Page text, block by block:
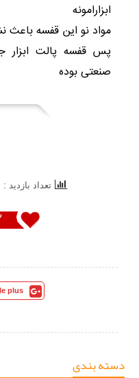
ابزارامونه
مواد نو این قفسه
پس قفسه پالت
صنعتی بوده
تعداد بازدید : ۱۷۰۱
plus
دسته بندی